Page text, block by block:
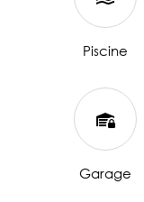
Piscine
Garage